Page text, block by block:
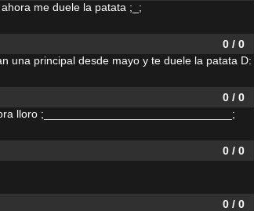
me duele la patata ;_;
0 / 0
una principal desde mayo y te duele la patata D:
0 / 0
lloro ;______________________________;
0 / 0
0 / 0